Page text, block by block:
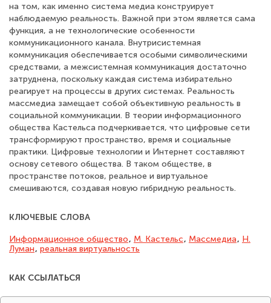
на том, как именно система медиа конструирует
наблюдаемую реальность. Важной при этом является сама
функция, а не технологические особенности
коммуникационного канала. Внутрисистемная
коммуникация обеспечивается особыми символическими
средствами, а межсистемная коммуникация достаточно
затруднена, поскольку каждая система избирательно
реагирует на процессы в других системах. Реальность
массмедиа замещает собой объективную реальность в
социальной коммуникации. В теории информационного
общества Кастельса подчеркивается, что цифровые сети
трансформируют пространство, время и социальные
практики. Цифровые технологии и Интернет составляют
основу сетевого общества. В таком обществе, в
пространстве потоков, реальное и виртуальное
смешиваются, создавая новую гибридную реальность.
КЛЮЧЕВЫЕ СЛОВА
Информационное общество, М. Кастельс, Массмедиа, Н.
Луман, реальная виртуальность
КАК ССЫЛАТЬСЯ